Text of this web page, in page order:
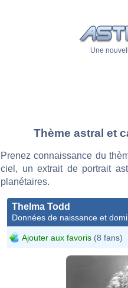
Une
Thème astral et
Prenez connaissance du
ciel, un extrait de portrait
planétaires.
Thelma Todd
Données de naissance et
Ajouter aux favoris (8 fans)